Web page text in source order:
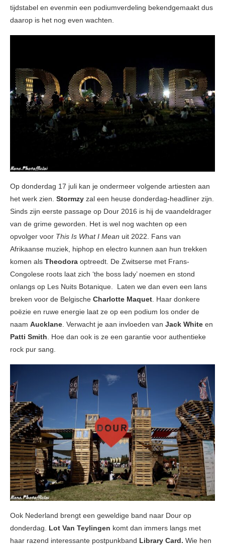
tijdstabel en evenmin een podiumverdeling bekendgemaakt dus
daarop is het nog even wachten.
Op donderdag 17 juli kan je ondermeer volgende artiesten aan
het werk zien. Stormzy zal een heuse donderdag-headliner zijn.
Sinds zijn eerste passage op Dour 2016 is hij de vaandeldrager
van de grime geworden. Het is wel nog wachten op een
opvolger voor This Is What I Mean uit 2022. Fans van
Afrikaanse muziek, hiphop en electro kunnen aan hun trekken
komen als Theodora optreedt. De Zwitserse met Frans-
Congolese roots laat zich ‘the boss lady’ noemen en stond
onlangs op Les Nuits Botanique. Laten we dan even een lans
breken voor de Belgische Charlotte Maquet. Haar donkere
poëzie en ruwe energie laat ze op een podium los onder de
naam Aucklane. Verwacht je aan invloeden van Jack White en
Patti Smith. Hoe dan ook is ze een garantie voor authentieke
rock pur sang.
Ook Nederland brengt een geweldige band naar Dour op
donderdag. Lot Van Teylingen komt dan immers langs met
haar razend interessante postpunkband Library Card. Wie hen